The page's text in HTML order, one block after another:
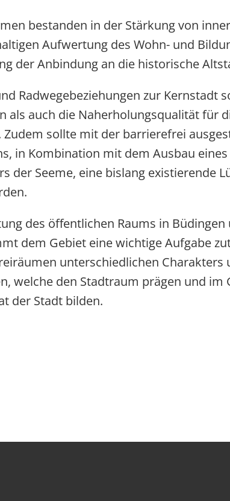
bestanden in der Stärkung von
Aufwertung des Wohn- und
der Anbindung an die historische
Radwegebeziehungen zur Kernstadt
als auch die Naherholungsqualität für
sollte mit der barrierefrei
in Kombination mit dem Ausbau
der Seeme, eine bislang existierende
des öffentlichen Raums in Büdingen
dem Gebiet eine wichtige Aufgabe
unterschiedlichen Charakters
welche den Stadtraum prägen und im
der Stadt bilden.